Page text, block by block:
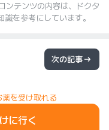
ンテンツの内容は、ドクタ
を参考にしています。
次の記事
を受け取れる
に行く